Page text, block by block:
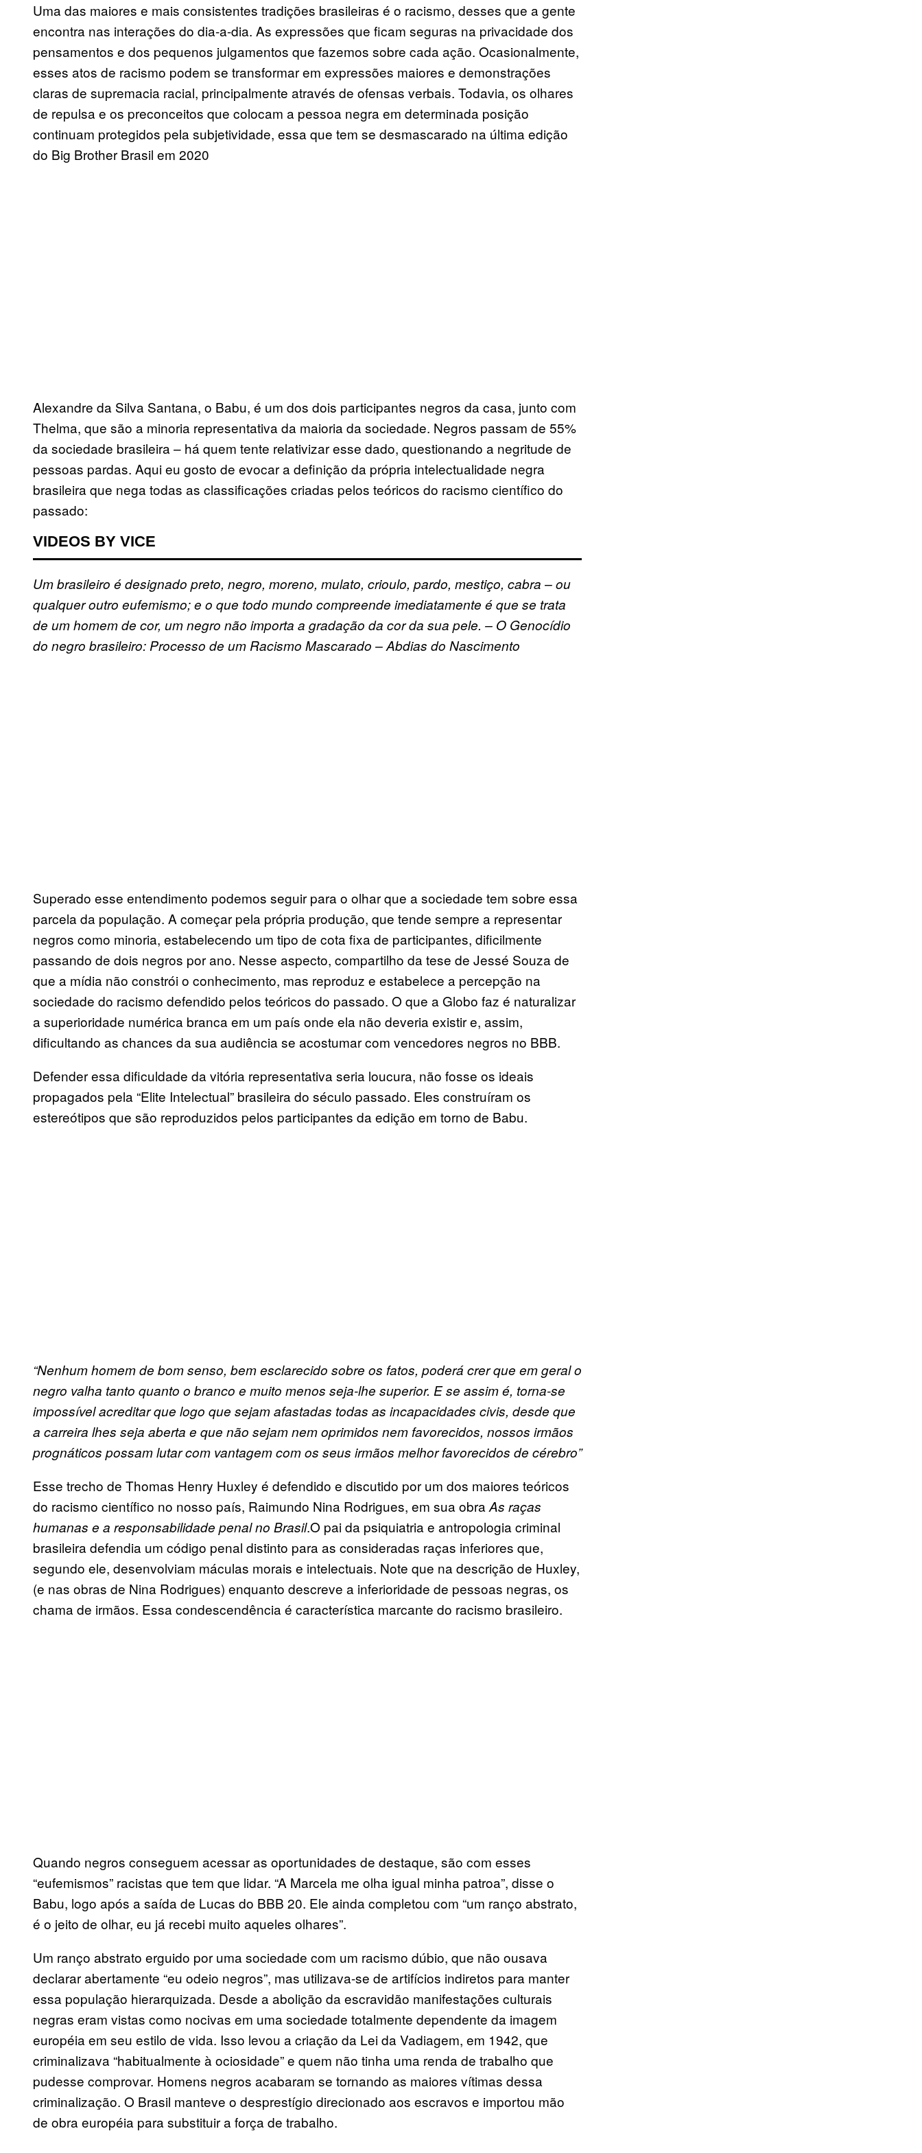
Uma das maiores e mais consistentes tradições brasileiras é o racismo, desses que a gente
encontra nas interações do dia-a-dia. As expressões que ficam seguras na privacidade dos
pensamentos e dos pequenos julgamentos que fazemos sobre cada ação. Ocasionalmente,
esses atos de racismo podem se transformar em expressões maiores e demonstrações
claras de supremacia racial, principalmente através de ofensas verbais. Todavia, os olhares
de repulsa e os preconceitos que colocam a pessoa negra em determinada posição
continuam protegidos pela subjetividade, essa que tem se desmascarado na última edição
do Big Brother Brasil em 2020
Alexandre da Silva Santana, o Babu, é um dos dois participantes negros da casa, junto com
Thelma, que são a minoria representativa da maioria da sociedade. Negros passam de 55%
da sociedade brasileira – há quem tente relativizar esse dado, questionando a negritude de
pessoas pardas. Aqui eu gosto de evocar a definição da própria intelectualidade negra
brasileira que nega todas as classificações criadas pelos teóricos do racismo científico do
passado:
VIDEOS BY VICE
Um brasileiro é designado preto, negro, moreno, mulato, crioulo, pardo, mestiço, cabra – ou
qualquer outro eufemismo; e o que todo mundo compreende imediatamente é que se trata
de um homem de cor, um negro não importa a gradação da cor da sua pele. – O Genocídio
do negro brasileiro: Processo de um Racismo Mascarado – Abdias do Nascimento
Superado esse entendimento podemos seguir para o olhar que a sociedade tem sobre essa
parcela da população. A começar pela própria produção, que tende sempre a representar
negros como minoria, estabelecendo um tipo de cota fixa de participantes, dificilmente
passando de dois negros por ano. Nesse aspecto, compartilho da tese de Jessé Souza de
que a mídia não constrói o conhecimento, mas reproduz e estabelece a percepção na
sociedade do racismo defendido pelos teóricos do passado. O que a Globo faz é naturalizar
a superioridade numérica branca em um país onde ela não deveria existir e, assim,
dificultando as chances da sua audiência se acostumar com vencedores negros no BBB.
Defender essa dificuldade da vitória representativa seria loucura, não fosse os ideais
propagados pela “Elite Intelectual” brasileira do século passado. Eles construíram os
estereótipos que são reproduzidos pelos participantes da edição em torno de Babu.
“Nenhum homem de bom senso, bem esclarecido sobre os fatos, poderá crer que em geral o
negro valha tanto quanto o branco e muito menos seja-lhe superior. E se assim é, torna-se
impossível acreditar que logo que sejam afastadas todas as incapacidades civis, desde que
a carreira lhes seja aberta e que não sejam nem oprimidos nem favorecidos, nossos irmãos
prognáticos possam lutar com vantagem com os seus irmãos melhor favorecidos de cérebro”
Esse trecho de Thomas Henry Huxley é defendido e discutido por um dos maiores teóricos
do racismo científico no nosso país, Raimundo Nina Rodrigues, em sua obra As raças
humanas e a responsabilidade penal no Brasil.O pai da psiquiatria e antropologia criminal
brasileira defendia um código penal distinto para as consideradas raças inferiores que,
segundo ele, desenvolviam máculas morais e intelectuais. Note que na descrição de Huxley,
(e nas obras de Nina Rodrigues) enquanto descreve a inferioridade de pessoas negras, os
chama de irmãos. Essa condescendência é característica marcante do racismo brasileiro.
Quando negros conseguem acessar as oportunidades de destaque, são com esses
“eufemismos” racistas que tem que lidar. “A Marcela me olha igual minha patroa”, disse o
Babu, logo após a saída de Lucas do BBB 20. Ele ainda completou com “um ranço abstrato,
é o jeito de olhar, eu já recebi muito aqueles olhares”.
Um ranço abstrato erguido por uma sociedade com um racismo dúbio, que não ousava
declarar abertamente “eu odeio negros”, mas utilizava-se de artifícios indiretos para manter
essa população hierarquizada. Desde a abolição da escravidão manifestações culturais
negras eram vistas como nocivas em uma sociedade totalmente dependente da imagem
européia em seu estilo de vida. Isso levou a criação da Lei da Vadiagem, em 1942, que
criminalizava “habitualmente à ociosidade” e quem não tinha uma renda de trabalho que
pudesse comprovar. Homens negros acabaram se tornando as maiores vítimas dessa
criminalização. O Brasil manteve o desprestígio direcionado aos escravos e importou mão
de obra européia para substituir a força de trabalho.